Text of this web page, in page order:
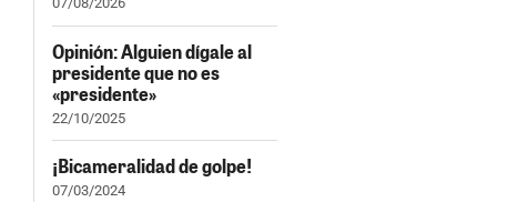
Opinión: Alguien dígale al
presidente que no es
«presidente»
22/10/2025
¡Bicameralidad de golpe!
07/03/2024